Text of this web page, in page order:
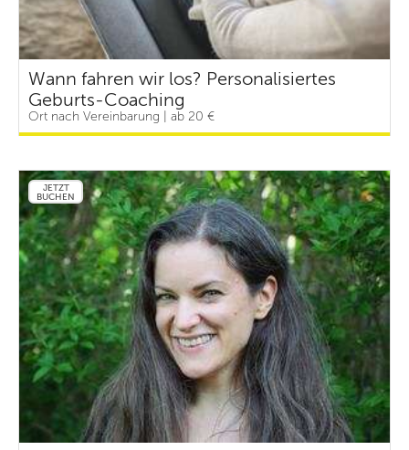
Wann fahren wir los? Personalisiertes
Geburts-Coaching
Ort nach Vereinbarung | ab 20 €
JETZT
BUCHEN